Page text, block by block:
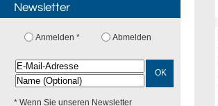
Newsletter
Anmelden * Abmelden
OK
* Wenn Sie unseren Newsletter